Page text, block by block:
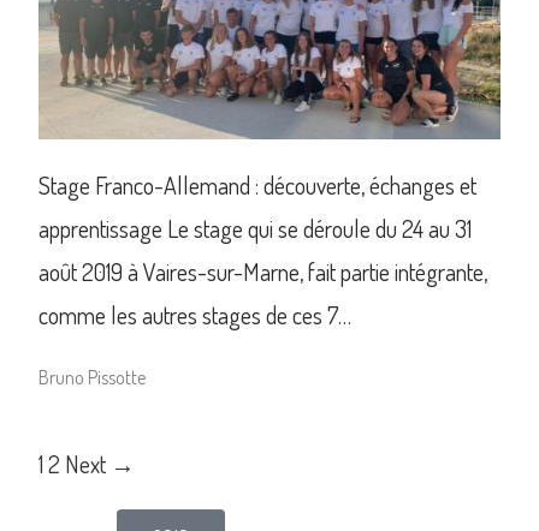
Stage Franco-Allemand : découverte, échanges et
apprentissage Le stage qui se déroule du 24 au 31
août 2019 à Vaires-sur-Marne, fait partie intégrante,
comme les autres stages de ces 7…
Bruno Pissotte
1 2 Next →